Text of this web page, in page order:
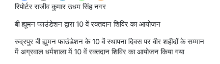
रिपोर्टर राजीव कुमार उधम सिंह नगर
बी ह्यूमन फाउंडेशन द्वारा 10 वें रक्तदान शिविर का आयोजन
रुद्रपुर बी ह्युमन फाउंडेशन के 10 वें स्थापना दिवस पर वीर शहीदों के सम्मान
में अग्रवाल धर्मशाला में 10 वें रक्तदान शिविर का आयोजन किया गया